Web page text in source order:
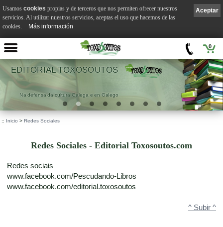
0
EDITORIAL TOXOSOUTOS
Na defensa da cultura Galega e en Galego
:: Inicio > Redes Sociales
Redes Sociales - Editorial Toxosoutos.com
Redes sociais
www.facebook.com/Pescudando-Libros
www.facebook.com/editorial.toxosoutos
^ Subir ^
Aceptar
Usamos cookies propias y de terceros que nos permiten ofrecer nuestros
servicios. Al utilizar nuestros servicios, aceptas el uso que hacemos de las
cookies.
Más información